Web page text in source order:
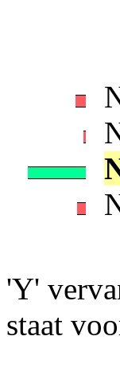
'Y'
staat